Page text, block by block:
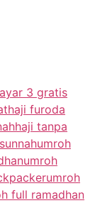
3 gratis
haji furoda
haji tanpa
umroh
umroh
umroh
full ramadhan